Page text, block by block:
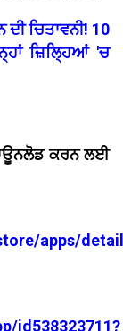
ਚਿਤਾਵਨੀ! 10
ਜ਼ਿਲ੍ਹਿਆਂ 'ਚ
ਕਰਨ ਲਈ
apps/
id538323711?